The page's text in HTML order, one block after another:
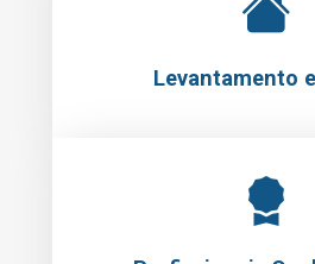
Levantamento